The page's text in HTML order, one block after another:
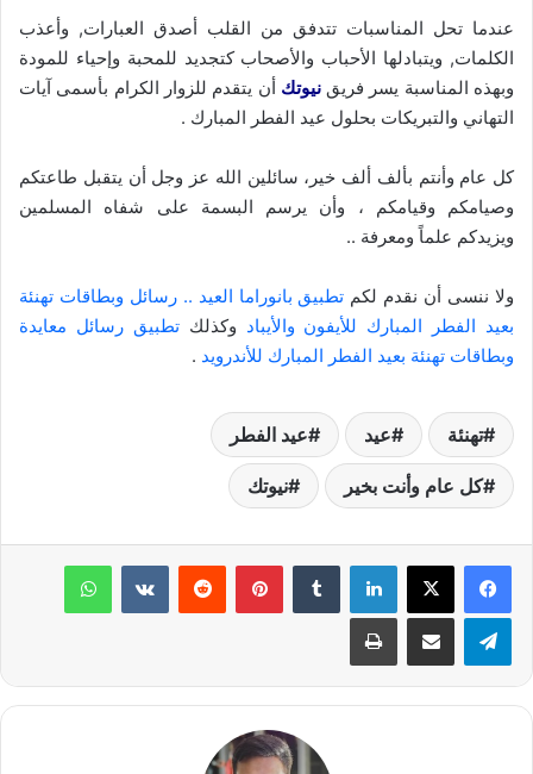
عندما تحل المناسبات تتدفق من القلب أصدق العبارات, وأعذب
الكلمات, ويتبادلها الأحباب والأصحاب كتجديد للمحبة وإحياء للمودة
وبهذه المناسبة يسر فريقنيوتك أن يتقدم للزوار الكرام بأسمى آيات
التهاني والتبريكات بحلول عيد الفطر المبارك .
كل عام وأنتم بألف ألف خير، سائلين الله عز وجل أن يتقبل طاعتكم
وصيامكم وقيامكم ، وأن يرسم البسمة على شفاه المسلمين
ويزيدكم علماً ومعرفة ..
ولا ننسى أن نقدم لكم تطبيق بانوراما العيد .. رسائل وبطاقات تهنئة
بعيد الفطر المبارك للأيفون والأيباد وكذلكتطبيق رسائل معايدة
وبطاقات تهنئة بعيد الفطر المبارك للأندرويد .
تهنئة عيد عيد الفطر
كل عام وأنت بخير نيوتك
لينكدإن بينتيريست